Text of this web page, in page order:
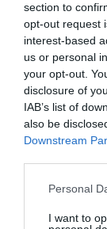
section to
opt-out request
interest-based
us or personal
your opt-out.
disclosure of
IAB’s list of
also be
Downstream
Please note
not limited to
Personal
I want to
Παρακαλώ